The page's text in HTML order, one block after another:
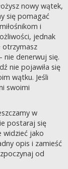
nowy wątek,
się pomagać
i
jednak
otrzymasz
nie denerwuj się.
nie pojawiła się
wątku. Jeśli
swoimi
w
postaraj się
widzieć jako
opis i zamieść
od